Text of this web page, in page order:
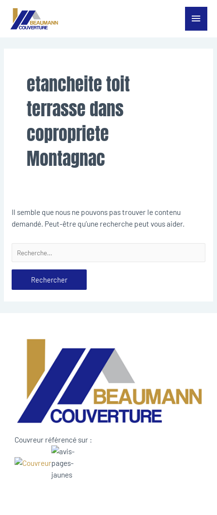
Aller
Menu
etancheite toit
terrasse dans
copropriete
Montagnac
Il semble que nous ne pouvons pas trouver le contenu
demandé. Peut-être qu’une recherche peut vous aider.
Couvreur référencé sur :